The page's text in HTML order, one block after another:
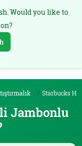
Would you like to
Starbucks Hindi Fümeli
Jambonlu